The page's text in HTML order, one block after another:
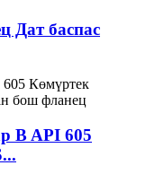
Дат баспас
B API 605